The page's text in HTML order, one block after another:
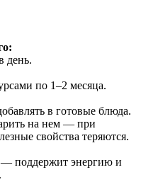
день.
по 1–2 месяца.
в готовые блюда.
на нем — при
свойства теряются.
— поддержит энергию и